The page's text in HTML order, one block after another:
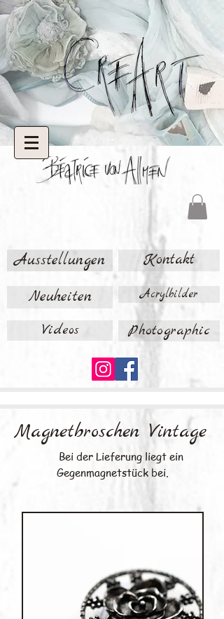
Ausstellungen Kontakt
Neuheiten Acrylbilder
Videos Photographic
Magnetbroschen Vintage
Bei der Lieferung liegt ein
Gegenmagnetstück bei.